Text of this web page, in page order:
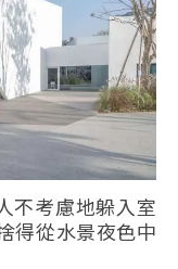
不考慮地躲入室
得從水景夜色中